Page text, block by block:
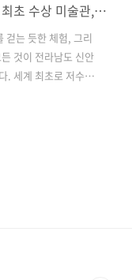
[전남 신안 안좌도 플로팅 뮤지엄] 세계 최초 수상 미술관, 여름 예술여행지 추천
걷는 듯한 체험, 그리
것이 전라남도 신안
. 세계 최초로 저수지
의 1도 1뮤지엄 프로
글에서는 플로팅 뮤